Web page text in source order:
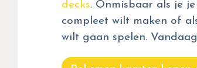
decks. Onmisbaar als je
compleet wilt maken of
wilt gaan spelen.